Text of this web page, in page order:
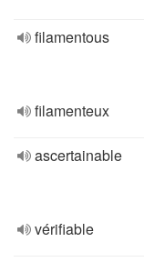
filamentous
filamenteux
ascertainable
vérifiable